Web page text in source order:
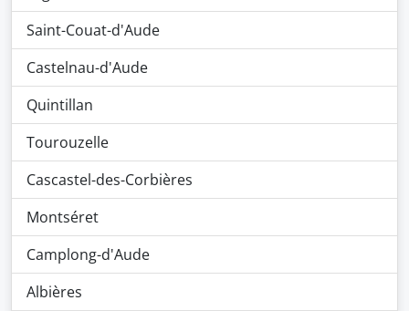
Saint-Couat-d'Aude
Castelnau-d'Aude
Quintillan
Tourouzelle
Cascastel-des-Corbières
Montséret
Camplong-d'Aude
Albières